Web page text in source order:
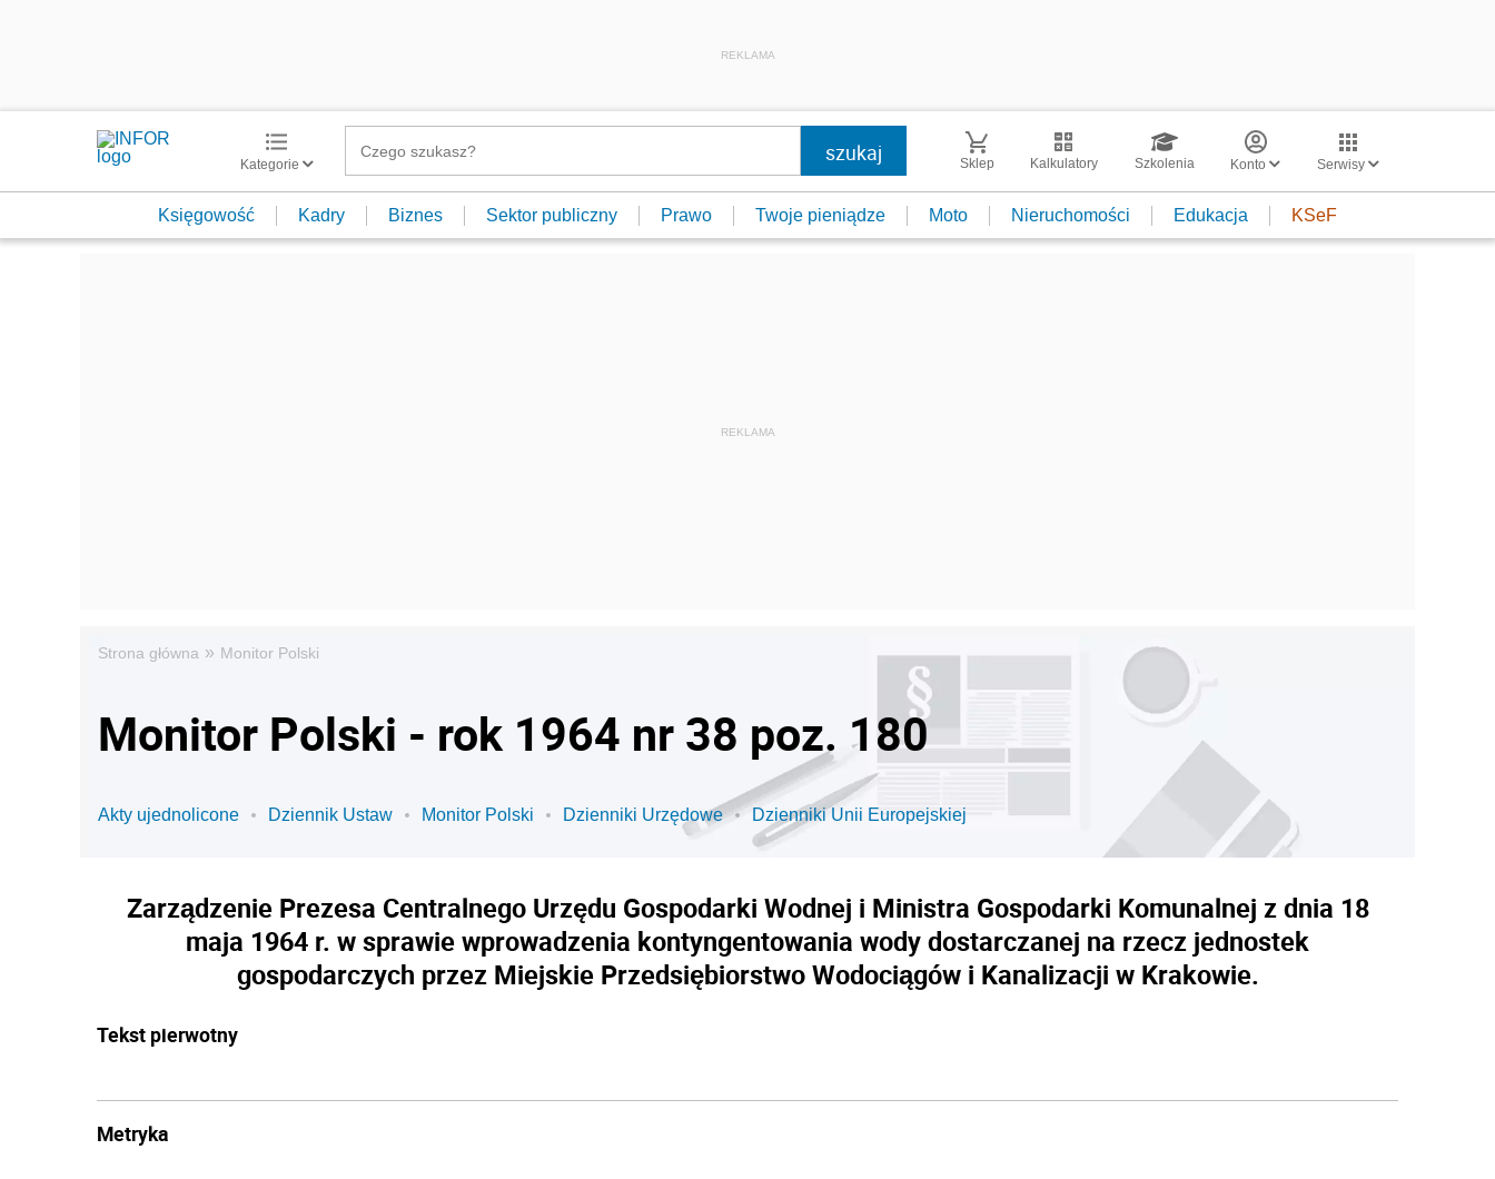
REKLAMA
Kategorie Sklep Kalkulatory Szkolenia Konto Serwisy
Księgowość Kadry Biznes Sektor publiczny Prawo Twoje pieniądze Moto Nieruchomości Edukacja KSeF
Strona główna » Monitor Polski
Monitor Polski - rok 1964 nr 38 poz. 180
Akty ujednolicone Dziennik Ustaw Monitor Polski Dzienniki Urzędowe Dzienniki Unii Europejskiej
Zarządzenie Prezesa Centralnego Urzędu Gospodarki Wodnej i Ministra Gospodarki Komunalnej z dnia 18
maja 1964 r. w sprawie wprowadzenia kontyngentowania wody dostarczanej na rzecz jednostek
gospodarczych przez Miejskie Przedsiębiorstwo Wodociągów i Kanalizacji w Krakowie.
Tekst pierwotny
Metryka